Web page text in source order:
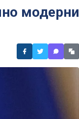
модерни